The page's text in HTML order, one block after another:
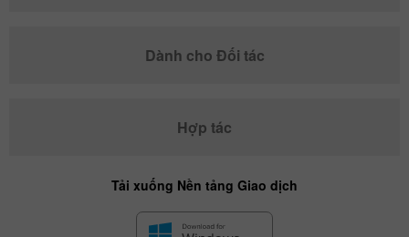
Dành cho Đối tác
Hợp tác
Tải xuống Nền tảng Giao dịch